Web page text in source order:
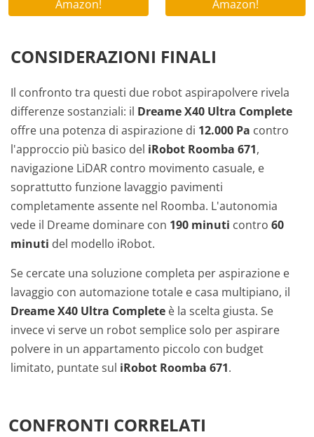
Amazon!
Amazon!
CONSIDERAZIONI FINALI
Il confronto tra questi due robot aspirapolvere rivela
differenze sostanziali: il Dreame X40 Ultra Complete
offre una potenza di aspirazione di 12.000 Pa contro
l'approccio più basico del iRobot Roomba 671,
navigazione LiDAR contro movimento casuale, e
soprattutto funzione lavaggio pavimenti
completamente assente nel Roomba. L'autonomia
vede il Dreame dominare con 190 minuti contro 60
minuti del modello iRobot.
Se cercate una soluzione completa per aspirazione e
lavaggio con automazione totale e casa multipiano, il
Dreame X40 Ultra Complete è la scelta giusta. Se
invece vi serve un robot semplice solo per aspirare
polvere in un appartamento piccolo con budget
limitato, puntate sul iRobot Roomba 671.
CONFRONTI CORRELATI